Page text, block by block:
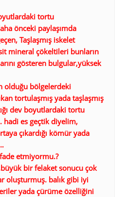
tortu
önceki paylaşımda
Taşlaşmış iskelet
mineral çökeltileri bunların
gösteren bulgular,yüksek
olduğu bölgelerdeki
tortulaşmış yada taşlaşmış
dev boyutlardaki tortu
hadi es geçtik diyelim,
çıkardığı kömür yada
etmiyormu.?
bir felaket sonucu çok
oluşturmuş. balık gibi iyi
yada çürüme özelliğini